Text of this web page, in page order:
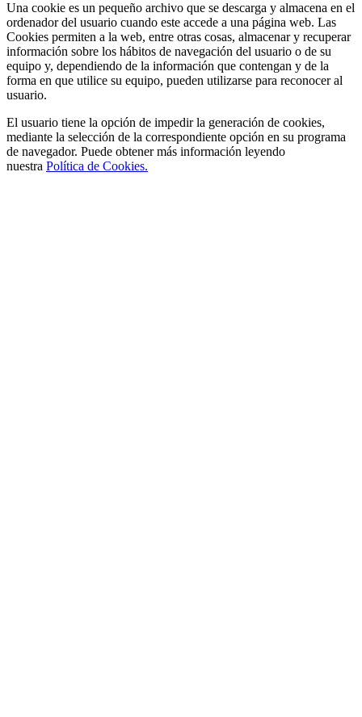
Una cookie es un pequeño archivo que se descarga y almacena en el
ordenador del usuario cuando este accede a una página web. Las
Cookies permiten a la web, entre otras cosas, almacenar y recuperar
información sobre los hábitos de navegación del usuario o de su
equipo y, dependiendo de la información que contengan y de la
forma en que utilice su equipo, pueden utilizarse para reconocer al
usuario.
El usuario tiene la opción de impedir la generación de cookies,
mediante la selección de la correspondiente opción en su programa
de navegador. Puede obtener más información leyendo
nuestra Política de Cookies.